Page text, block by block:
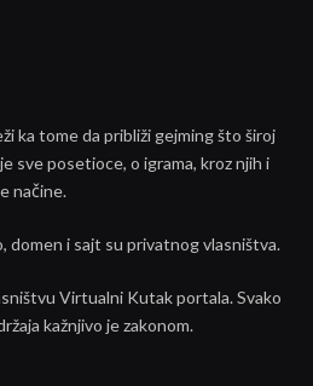
ka tome da približi gejming što široj
sve posetioce, o igrama, kroz njih i
načine.
domen i sajt su privatnog vlasništva.
Virtualni Kutak portala. Svako
kažnjivo je zakonom.